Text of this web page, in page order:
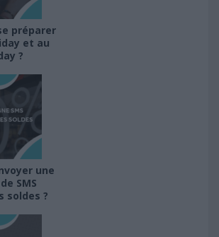
préparer
et au
?
une
SMS
soldes ?